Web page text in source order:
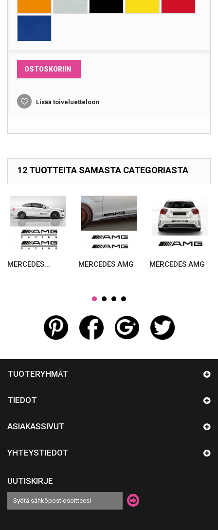
OSTOSKORIIN
Lisää toiveluetteloon
12 TUOTTEITA SAMASTA CATEGORIASTA
MERCEDES... MERCEDES AMG MERCEDES AMG
TUOTERYHMÄT
TIEDOT
ASIAKASSIVUT
YHTEYSTIEDOT
UUTISKIRJE